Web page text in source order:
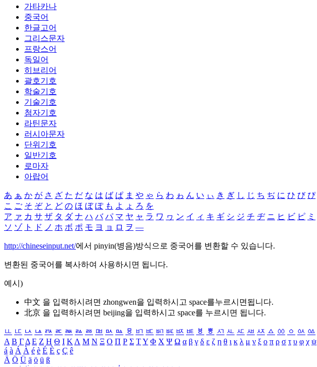
가타카나
중국어
한글고어
그리스문자
프랑스어
독일어
히브리어
괄호기호
학술기호
기술기호
첨자기호
라틴문자
러시아문자
단위기호
일반기호
로마자
아랍어
あ ぁ か が さ ざ た だ な は ば ぱ ま や ゃ ら わ ゎ ん い ぃ き ぎ し じ ち ぢ に ひ び ぴ
こ ご そ ぞ と ど の ほ ぼ ぽ も よ ょ ろ を
ア ァ カ サ ザ タ ダ ナ ハ バ パ マ ヤ ャ ラ ワ ヮ ン イ ィ キ ギ シ ジ チ ヂ ニ ヒ ビ ピ ミ
ソ ゾ ト ド ノ ホ ボ ポ モ ヨ ョ ロ ヲ ―
http://chineseinput.net/에서 pinyin(병음)방식으로 중국어를 변환할 수 있습니다.
변환된 중국어를 복사하여 사용하시면 됩니다.
예시)
中文 을 입력하시려면 zhongwen을 입력하시고 space를누르시면됩니다.
北京 을 입력하시려면 beijing을 입력하시고 space를 누르시면 됩니다.
ㅥ ㅦ ㅧ ㅨ ㅩ ㅪ ㅫ ㅬ ㅭ ㅮ ㅯ ㅰ ㅱ ㅲ ㅳ ㅴ ㅵ ㅶ ㅷ ㅸ ㅹ ㅺ ㅻ ㅼ ㅽ ㅾ ㅿ ㆀ ㆁ ㆂ ㆃ
Α Β ΓΔ Ε Ζ Η Θ Ι ΚΛ Μ Ν Ξ Ο Π Ρ Σ ΤΥ Φ Χ Ψ Ω α β γ δ ε ζ η θ ι κ λ μ ν ξ ο π ρ σ τ υ φ χ ψ
á à Á À é è É È ç Ç ê
Ä Ö Ü ä ö ü ß